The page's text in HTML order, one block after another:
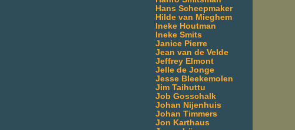
Hans Scheepmaker
Hilde van Mieghem
Ineke Houtman
Ineke Smits
Janice Pierre
Jean van de Velde
Jeffrey Elmont
Jelle de Jonge
Jesse Bleekemolen
Jim Taihuttu
Job Gosschalk
Johan Nijenhuis
Johan Timmers
Jon Karthaus